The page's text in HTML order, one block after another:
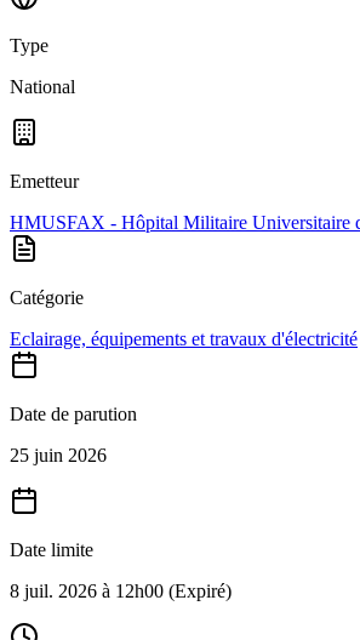
Type
National
Emetteur
HMUSFAX - Hôpital Militaire Universitaire
Catégorie
Eclairage, équipements et travaux d'électricité
Date de parution
25 juin 2026
Date limite
8 juil. 2026 à 12h00 (Expiré)